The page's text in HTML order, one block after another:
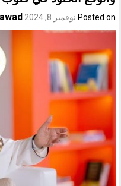
Posted on نوفمبر 8, 2024